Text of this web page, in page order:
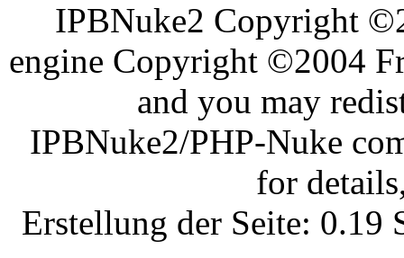
IPBNuke2 Copyright
engine Copyright ©2004
and you may
IPBNuke2/PHP-Nuke
for
Erstellung der Seite: 0.19